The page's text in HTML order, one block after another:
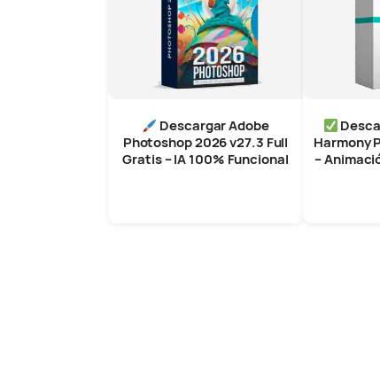
Descargar Adobe
Photoshop 2026 v27.3 Full
Gratis – IA 100% Funcional
Harmony
–